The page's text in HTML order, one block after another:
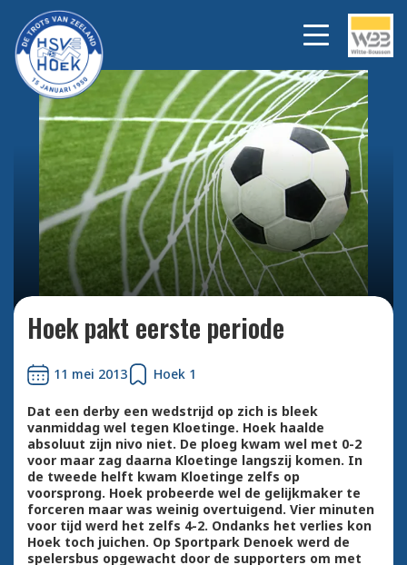
Bekijk alle foto's
Hoek pakt eerste periode
11 mei 2013 Hoek 1
Dat een derby een wedstrijd op zich is bleek
vanmiddag wel tegen Kloetinge. Hoek haalde
absoluut zijn nivo niet. De ploeg kwam wel met 0-2
voor maar zag daarna Kloetinge langszij komen. In
de tweede helft kwam Kloetinge zelfs op
voorsprong. Hoek probeerde wel de gelijkmaker te
forceren maar was weinig overtuigend. Vier minuten
voor tijd werd het zelfs 4-2. Ondanks het verlies kon
Hoek toch juichen. Op Sportpark Denoek werd de
spelersbus opgewacht door de supporters om met